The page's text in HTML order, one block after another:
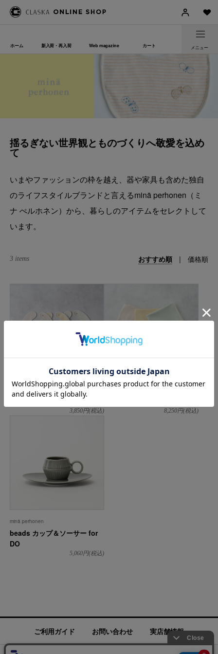
ホーム 新入荷・再入荷 Web magazine カート メニュー
揺るぎない世界観とものづくりへ敬愛を込め
て
いまやファッションの枠を越え、器や家具も含めた独自
のライフスタイルブランドと言えるminä perhonen（ミ
ナ ぺルホネン）から、暮らしのアイテムをセレクトして
います。
おすすめ順 | 価格順
3 items
choucho スタイ
3,850円(税込)
minä perhonen
8,250円(税込)
minä perhonen
beads カップ＆ソーサー for
DO
5,060円(税込)
ご利用ガイド お問い合わせ 実店舗情報